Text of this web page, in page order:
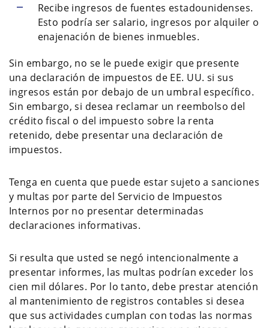
Recibe ingresos de fuentes estadounidenses.
Esto podría ser salario, ingresos por alquiler o
enajenación de bienes inmuebles.
Sin embargo, no se le puede exigir que presente
una declaración de impuestos de EE. UU. si sus
ingresos están por debajo de un umbral específico.
Sin embargo, si desea reclamar un reembolso del
crédito fiscal o del impuesto sobre la renta
retenido, debe presentar una declaración de
impuestos.
Tenga en cuenta que puede estar sujeto a sanciones
y multas por parte del Servicio de Impuestos
Internos por no presentar determinadas
declaraciones informativas.
Si resulta que usted se negó intencionalmente a
presentar informes, las multas podrían exceder los
cien mil dólares. Por lo tanto, debe prestar atención
al mantenimiento de registros contables si desea
que sus actividades cumplan con todas las normas